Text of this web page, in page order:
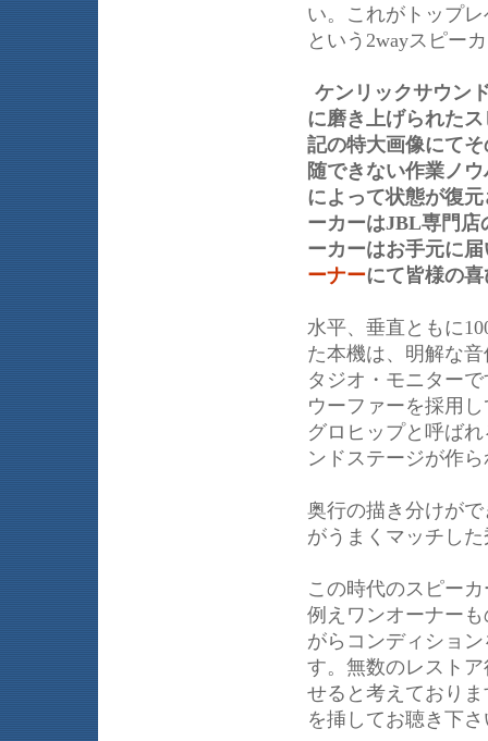
い。これがトップ
という2wayスピー
ケンリックサウン
に磨き上げられた
記の特大画像にて
随できない作業ノ
によって状態が復
ーカーはJBL専門店
ーカーはお手元に
ーナーにて皆様の
水平、垂直ともに
た本機は、明解な
タジオ・モニター
ウーファーを採用
グロヒップと呼ば
ンドステージが作
奥行の描き分けが
がうまくマッチし
この時代のスピー
例えワンオーナー
がらコンディショ
す。無数のレスト
せると考えており
を挿してお聴き下さ